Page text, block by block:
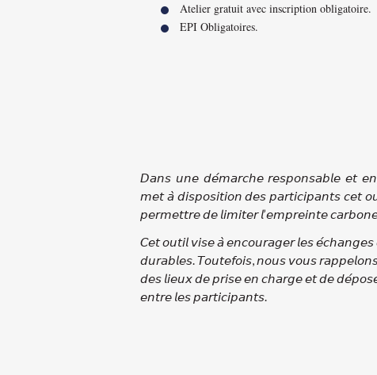
Atelier gratuit avec inscription obligatoire.
EPI Obligatoires.
𝘋𝘢𝘯𝘴 𝘶𝘯𝘦 𝘥𝘦́𝘮𝘢𝘳𝘤𝘩𝘦 𝘳𝘦𝘴𝘱𝘰𝘯𝘴𝘢𝘣𝘭𝘦 𝘦𝘵
𝘮𝘦𝘵 𝘢̀ 𝘥𝘪𝘴𝘱𝘰𝘴𝘪𝘵𝘪𝘰𝘯 𝘥𝘦𝘴 𝘱𝘢𝘳𝘵𝘪𝘤𝘪𝘱𝘢𝘯𝘵𝘴 𝘤𝘦𝘵
𝘱𝘦𝘳𝘮𝘦𝘵𝘵𝘳𝘦 𝘥𝘦 𝘭𝘪𝘮𝘪𝘵𝘦𝘳 𝘭’𝘦𝘮𝘱𝘳𝘦𝘪𝘯𝘵𝘦
𝘊𝘦𝘵 𝘰𝘶𝘵𝘪𝘭 𝘷𝘪𝘴𝘦 𝘢̀ 𝘦𝘯𝘤𝘰𝘶𝘳𝘢𝘨𝘦𝘳 𝘭𝘦𝘴 𝘦́𝘤𝘩𝘢𝘯𝘨𝘦𝘴
𝘥𝘶𝘳𝘢𝘣𝘭𝘦𝘴. 𝘛𝘰𝘶𝘵𝘦𝘧𝘰𝘪𝘴, 𝘯𝘰𝘶𝘴 𝘷𝘰𝘶𝘴
𝘥𝘦𝘴 𝘭𝘪𝘦𝘶𝘹 𝘥𝘦 𝘱𝘳𝘪𝘴𝘦 𝘦𝘯 𝘤𝘩𝘢𝘳𝘨𝘦 𝘦𝘵 𝘥𝘦
𝘦𝘯𝘵𝘳𝘦 𝘭𝘦𝘴 𝘱𝘢𝘳𝘵𝘪𝘤𝘪𝘱𝘢𝘯𝘵𝘴.